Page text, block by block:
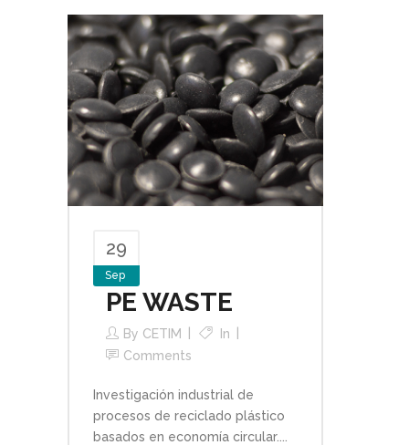
29
Sep
PE WASTE
By CETIM
In
Comments
Investigación industrial de
procesos de reciclado plástico
basados en economía circular....